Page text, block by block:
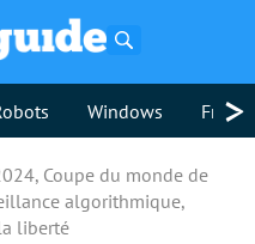
Windows >
Coupe du monde de
algorithmique,
liberté